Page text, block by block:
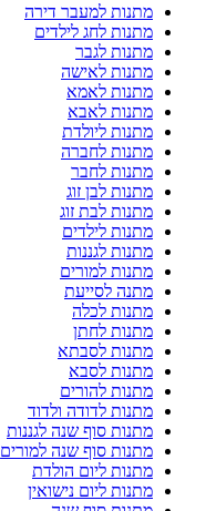
מתנות למעבר דירה
מתנות לחג לילדים
מתנות לגבר
מתנות לאישה
מתנות לאמא
מתנות לאבא
מתנות ליולדת
מתנות לחברה
מתנות לחבר
מתנות לבן זוג
מתנות לבת זוג
מתנות לילדים
מתנות לגננות
מתנות למורים
מתנה לסייעת
מתנות לכלה
מתנות לחתן
מתנות לסבתא
מתנות לסבא
מתנות להורים
מתנות לדודה ולדוד
מתנות סוף שנה לגננות
מתנות סוף שנה למורים
מתנות ליום הולדת
מתנות ליום נישואין